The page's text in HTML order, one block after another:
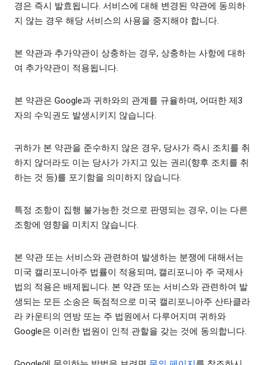
경은 즉시 발효됩니다. 서비스에 대해 변경된 약관에 동의하
지 않는 경우 해당 서비스의 사용을 중지해야 합니다.
본 약관과 추가약관이 상충하는 경우, 상충하는 사항에 대하
여 추가약관이 적용됩니다.
본 약관은 Google과 귀하와의 관계를 규율하며, 어떠한 제3
자의 수익권도 발생시키지 않습니다.
귀하가 본 약관을 준수하지 않은 경우, 당사가 즉시 조치를 취
하지 않더라도 이는 당사가 가지고 있는 권리(향후 조치를 취
하는 것 등)를 포기함을 의미하지 않습니다.
특정 조항이 집행 불가능한 것으로 판명되는 경우, 이는 다른
조항에 영향을 미치지 않습니다.
본 약관 또는 서비스와 관련하여 발생하는 분쟁에 대해서는
미국 캘리포니아주 법률이 적용되며, 캘리포니아 주 국제사
법의 적용은 배제됩니다. 본 약관 또는 서비스와 관련하여 발
생되는 모든 소송은 독점적으로 미국 캘리포니아주 산타클라
라 카운티의 연방 또는 주 법원에서 다루어지며 귀하와
Google은 이러한 법원이 인적 관할을 갖는 것에 동의합니다.